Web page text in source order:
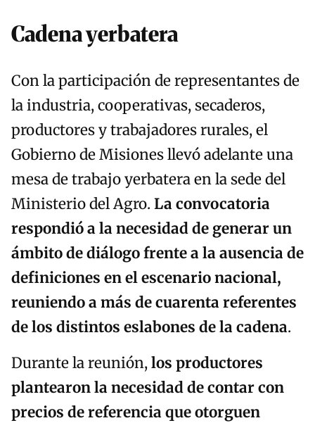
Cadena yerbatera
Con la participación de representantes de
la industria, cooperativas, secaderos,
productores y trabajadores rurales, el
Gobierno de Misiones llevó adelante una
mesa de trabajo yerbatera en la sede del
Ministerio del Agro. La convocatoria
respondió a la necesidad de generar un
ámbito de diálogo frente a la ausencia de
definiciones en el escenario nacional,
reuniendo a más de cuarenta referentes
de los distintos eslabones de la cadena.
Durante la reunión,los productores
plantearon la necesidad de contar con
precios de referencia que otorguen